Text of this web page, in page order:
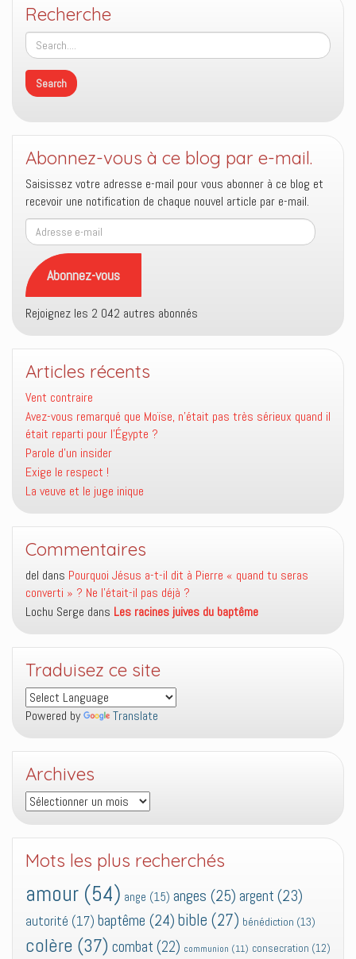
Recherche
Abonnez-vous à ce blog par e-mail.
Saisissez votre adresse e-mail pour vous abonner à ce blog et
recevoir une notification de chaque nouvel article par e-mail.
Adresse
e-
mail
Abonnez-vous
Rejoignez les 2 042 autres abonnés
Articles récents
Vent contraire
Avez-vous remarqué que Moïse, n’était pas très sérieux quand il
était reparti pour l’Égypte ?
Parole d’un insider
Exige le respect !
La veuve et le juge inique
Commentaires
del dans Pourquoi Jésus a-t-il dit à Pierre « quand tu seras
converti » ? Ne l’était-il pas déjà ?
Lochu Serge dans Les racines juives du baptême
Traduisez ce site
Powered by Translate
Archives
Archives
Mots les plus recherchés
amour (54) ange (15) anges (25) argent (23)
autorité (17) baptême (24) bible (27) bénédiction (13)
colère (37) combat (22) communion (11) consecration (12)